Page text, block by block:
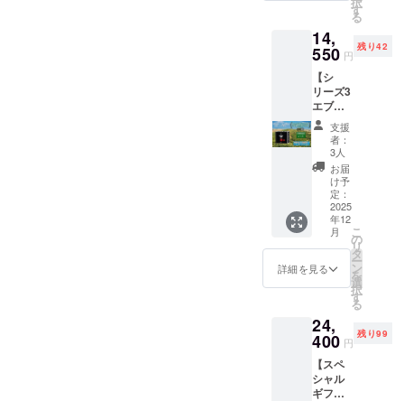
ファイ
【発送
予定】
2025年
12月中
旬〜下
旬（ク
リスマ
スシー
ズンに
お届け
予定）
【ご注
意】 •
人気の
ため、
売り切
れの可
能性が
ござい
昨年の
収穫に
よるフ
レー
バーエ
キスト
権（文
京区） •
シリー
ズ2フ
レー
バーエ
キスト
ラバー
ジンオ
リーブ
オイル
（175m
を7種類
から1
本）
※ご連絡
がない
場合は
どちら
／来場
者は希
望を指
定可能 •
当日参
加者限
たオリ
ジナル
日本語
ラベル
付き •
家庭料
理に役
立つ簡
単レシ
ピカー
ド (ボト
ルの首
元に付
けられ
た特製
タグ付
き) • ト
ルコ料
理レシ
セレク
ション
（電子
配信 -
PDF
ファイ
きをお
届けし
ます。
【特典
内容】 •
シリー
ズ2 フ
レー
バーエ
キスト
ラバー
ジンオ
リーブ
オイル
（175m
本）–
フレー
リスト
から選
択くだ
さい •
本シ
リーズ
プ100」
位にも
選出さ
れてい
ます。
この
「シ
リーズ1
プレミ
アム」
は、フ
ルー
ティー
で上品
な香り
と、後
がるほ
どよい
特徴。
健康を
気遣う
方や、
大切な
ロの天
然フ
レー
バーオ
リーブ
オイル
です。
お選び
いただ
いた2本
のボト
ルで、
サラダ
からグ
リル料
本料理
まで、
様々な
料理を
お楽し
みいた
だけま
物。 こ
のスペ
シャル
ギフト
セット
には、
トルコ
から直
輸入し
た最高
品質の
オリー
ブオイ
ルを、
特別な
ギフト
ボック
た。 健
康を気
遣うご
両親や
支えて
収穫
鮮なま
ま製
造！ ト
ルコ西
部・
エーゲ
海地域
で10月
に早摘
みされ
たオ
リーブ
を、収
穫から
わずか4
時間以
内に
で搾
油。 ポ
リフェ
ノール
を豊富
に含
す
る
14,
550 円
残り42
【シ
リーズ3
エブリ
デイ・
オリー
ブオイ
ル
（100%
EVOO
2000ml
× 1本】
2025年
11月新
収穫
分、新
ま製
造！ 飲
食店お
よび業
務用バ
イヤー
支援
者：
3人
お届
け予
定：
2025
年12
月
詳細を見る
こ
の
リ
タ
ー
ン
を
選
択
す
る
24,
400 円
残り99
【スペ
シャル
ギフト